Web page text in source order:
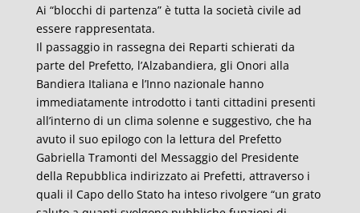
Ai “blocchi di partenza” è tutta la società civile ad
essere rappresentata.
Il passaggio in rassegna dei Reparti schierati da
parte del Prefetto, l’Alzabandiera, gli Onori alla
Bandiera Italiana e l’Inno nazionale hanno
immediatamente introdotto i tanti cittadini presenti
all’interno di un clima solenne e suggestivo, che ha
avuto il suo epilogo con la lettura del Prefetto
Gabriella Tramonti del Messaggio del Presidente
della Repubblica indirizzato ai Prefetti, attraverso i
quali il Capo dello Stato ha inteso rivolgere “un grato